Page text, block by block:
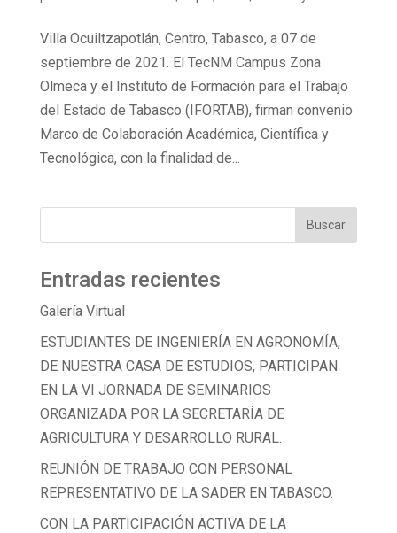
Villa Ocuiltzapotlán, Centro, Tabasco, a 07 de
septiembre de 2021. El TecNM Campus Zona
Olmeca y el Instituto de Formación para el Trabajo
del Estado de Tabasco (IFORTAB), firman convenio
Marco de Colaboración Académica, Científica y
Tecnológica, con la finalidad de...
Entradas recientes
Galería Virtual
ESTUDIANTES DE INGENIERÍA EN AGRONOMÍA,
DE NUESTRA CASA DE ESTUDIOS, PARTICIPAN
EN LA VI JORNADA DE SEMINARIOS
ORGANIZADA POR LA SECRETARÍA DE
AGRICULTURA Y DESARROLLO RURAL.
REUNIÓN DE TRABAJO CON PERSONAL
REPRESENTATIVO DE LA SADER EN TABASCO.
CON LA PARTICIPACIÓN ACTIVA DE LA